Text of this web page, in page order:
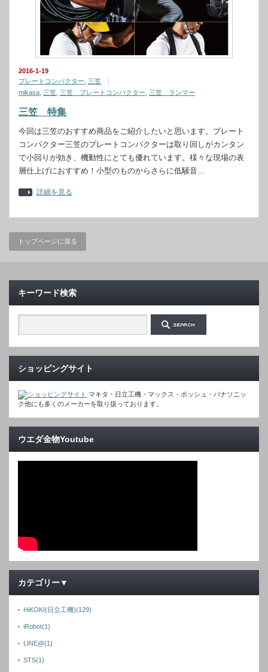
2016-1-19
プレートコンパクター
三笠
mikasa 三笠 三笠 プレートコンパクター 三笠 ランマー
三笠 特集
今回は三笠のおすすめ商品をご紹介したいと思います。プレート
コンパクター三笠のプレートコンパクターは取り回しがカンタン
で小回りが効き、機動性にとても優れています。様々な現場の表
層仕上げにおすすめ！小型のものからさらに低騒音…
詳細を見る
トップページに戻る
キーワード検索
ショッピングサイト
マキタ・日立工機・マックス・ボッシュ・パナソニッ
ク他にも多くのメーカーを取り扱っております。
ウエダ金物Youtube
カテゴリー▼
HiKOKI(日立工機)(129)
iRobot(1)
LINE@(1)
STS(1)